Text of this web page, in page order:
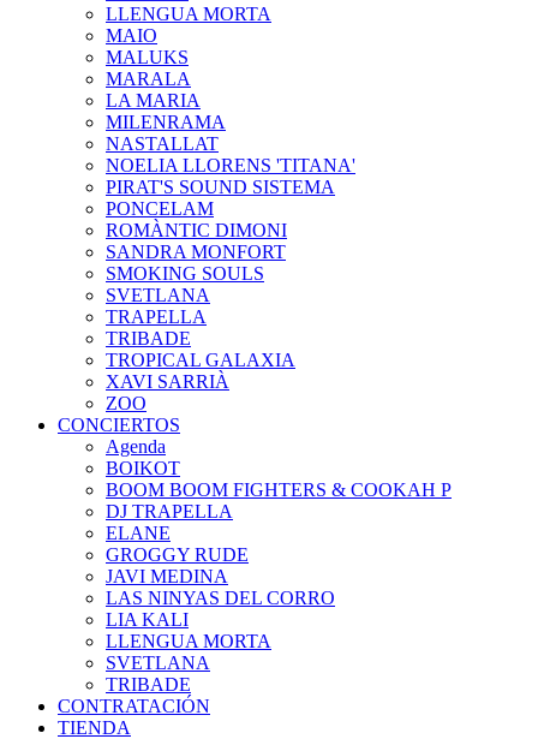
LLENGUA MORTA
MAIO
MALUKS
MARALA
LA MARIA
MILENRAMA
NASTALLAT
NOELIA LLORENS 'TITANA'
PIRAT'S SOUND SISTEMA
PONCELAM
ROMÀNTIC DIMONI
SANDRA MONFORT
SMOKING SOULS
SVETLANA
TRAPELLA
TRIBADE
TROPICAL GALAXIA
XAVI SARRIÀ
ZOO
CONCIERTOS
Agenda
BOIKOT
BOOM BOOM FIGHTERS & COOKAH P
DJ TRAPELLA
ELANE
GROGGY RUDE
JAVI MEDINA
LAS NINYAS DEL CORRO
LIA KALI
LLENGUA MORTA
SVETLANA
TRIBADE
CONTRATACIÓN
TIENDA